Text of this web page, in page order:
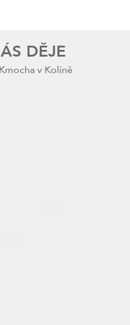
DĚJE
v Kolíně